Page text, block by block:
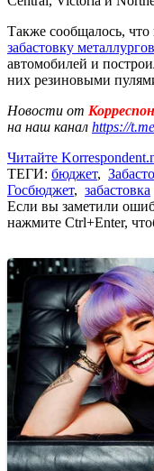
Также сообщалось,
забастовку металлургов
автомобилей и
них резиновыми
Новости от
на наш канал https://
Читайте
ТЕГИ: бюджет,
Госбюджет, забастовка
Если вы заметили
нажмите Ctrl+Enter,